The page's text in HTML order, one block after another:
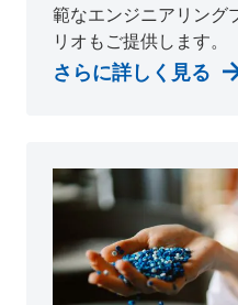
範なエンジニアリング
リオもご提供します。
さらに詳しく見る